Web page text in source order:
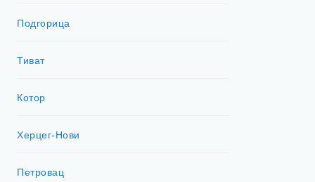
Подгорица
Тиват
Котор
Херцег-Нови
Петровац